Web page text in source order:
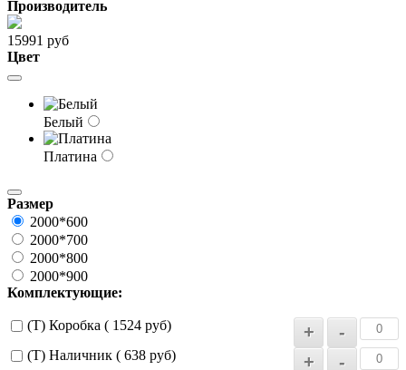
Производитель
15991 руб
Цвет
Белый
Платина
Размер
2000*600
2000*700
2000*800
2000*900
Комплектующие:
(Т) Коробка ( 1524 руб)
(Т) Наличник ( 638 руб)